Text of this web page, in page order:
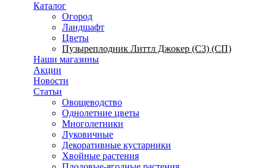
Каталог
Огород
Ландшафт
Цветы
Пузыреплодник Литтл Джокер (С3) (СП)
Наши магазины
Акции
Новости
Статьи
Овощеводство
Однолетние цветы
Многолетники
Луковичные
Декоративные кустарники
Хвойные растения